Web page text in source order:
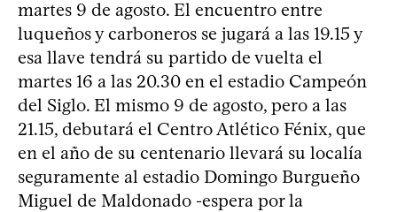
martes 9 de agosto. El encuentro entre
luqueños y carboneros se jugará a las 19.15 y
esa llave tendrá su partido de vuelta el
martes 16 a las 20.30 en el estadio Campeón
del Siglo. El mismo 9 de agosto, pero a las
21.15, debutará el Centro Atlético Fénix, que
en el año de su centenario llevará su localía
seguramente al estadio Domingo Burgueño
Miguel de Maldonado -espera por la